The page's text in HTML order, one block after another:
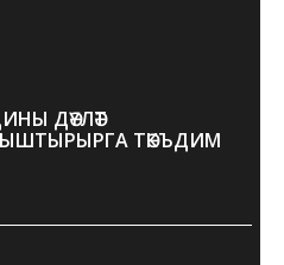
ДӘҮЛӘТ
ТӘКЪДИМ